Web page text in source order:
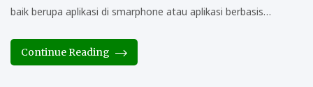
baik berupa aplikasi di smarphone atau aplikasi berbasis…
Continue Reading